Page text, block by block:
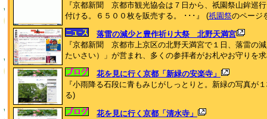
『京都新聞 京都市観光協会は７日から、祇園祭山鉾巡
付ける。６５００枚を販売する。 ･･･』 (祇園祭のページ
落雷の減少と豊作祈り大祭 北野天満宮
『京都新聞 京都市上京区の北野天満宮で１日、落雷の
たいさい）」が営まれ、多くの参拝者がお札やお守りを
花を見に行く京都「新緑の安楽寺」
『小雨降る石段に青もみじがしっとりと。新緑の写真が
る)
花を見に行く京都「清水寺」